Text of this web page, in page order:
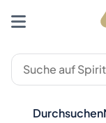
Durchsuchen